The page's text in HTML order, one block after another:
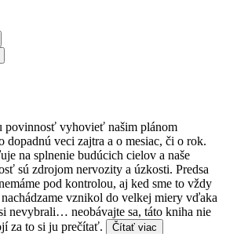
povinnosť vyhovieť našim plánom
dopadnú veci zajtra a o mesiac, či o rok.
na splnenie budúcich cielov a naše
sú zdrojom nervozity a úzkosti. Predsa
pod kontrolou, aj ked sme to vždy
vznikol do velkej miery vďaka
nevybrali… neobávajte sa, táto kniha nie
za to si ju prečítať.
Čítať viac